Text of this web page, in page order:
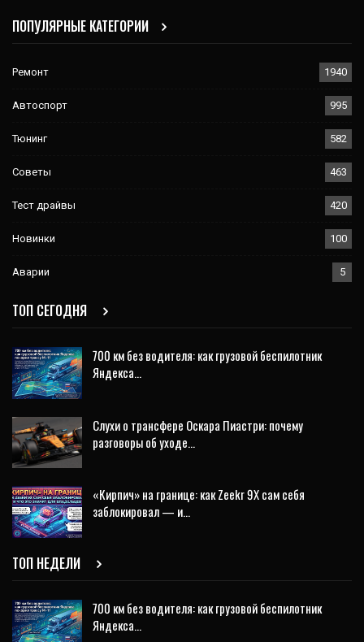
ПОПУЛЯРНЫЕ КАТЕГОРИИ
Ремонт 1940
Автоспорт 995
Тюнинг 582
Советы 463
Тест драйвы 420
Новинки 100
Аварии 5
ТОП СЕГОДНЯ
700 км без водителя: как грузовой беспилотник
Яндекса…
Слухи о трансфере Оскара Пиастри: почему
разговоры об уходе…
«Кирпич» на границе: как Zeekr 9X сам себя
заблокировал — и…
ТОП НЕДЕЛИ
700 км без водителя: как грузовой беспилотник
Яндекса…